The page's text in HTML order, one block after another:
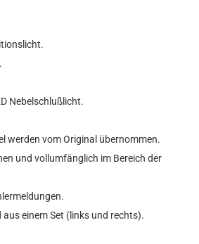
Nebelschlußlicht.
werden vom Original übernommen.
und vollumfänglich im Bereich der
einem Set (links und rechts).